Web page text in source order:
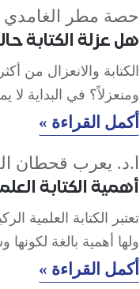
حصة مطر الغامدي
هل عزلة الكتابة
الكتابة والانعزال من
ومنعزلاً؟ في البداية لا
أكمل القراءة »
أ.د. يعرب قحطان
أهمية الكتابة
تعتبر الكتابة العلمية
ولها أهمية بالغة
أكمل القراءة »